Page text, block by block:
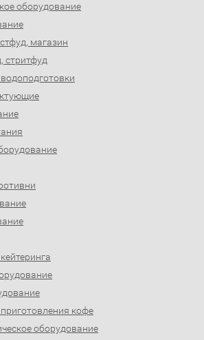
оборудование
магазин
стритфуд
кофе
оборудование